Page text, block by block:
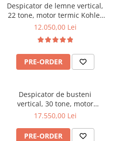
Despicator de lemne vertical,
22 tone, motor termic Kohler
6.5 CP, Jansen HS-22A62
12.050,00 Lei
PRE-ORDER
Despicator de busteni
vertical, 30 tone, motor
electric trifazat/ priza tractor
17.550,00 Lei
PRE-ORDER